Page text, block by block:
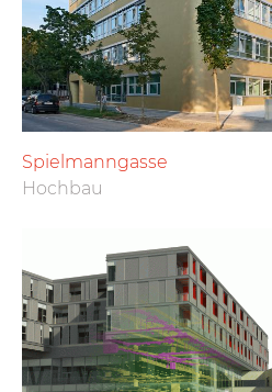
Spielmanngasse
Hochbau